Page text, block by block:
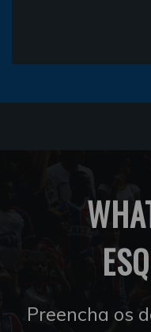
Preencha os